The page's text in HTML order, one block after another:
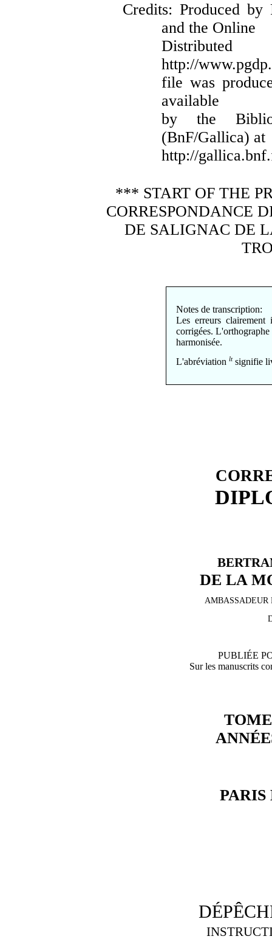
Credits: Produced by
and the Online
http://
file was
available
by the
(BnF/Gallica) at
http://
*** START OF THE
CORRESPONDANCE
DE SALIGNAC DE
Notes de transcription:
Les erreurs clairement
corrigées. L'orthographe
harmonisée.
L'abréviation ltsignifie
DE LA
AMBASSADEUR
PUBLIÉE
Sur les manuscrits
PARIS